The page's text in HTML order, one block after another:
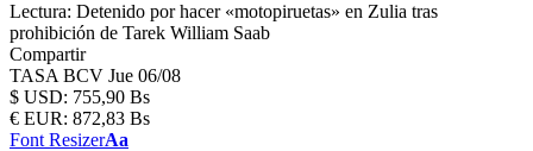
Lectura: Detenido por hacer «motopiruetas» en Zulia tras
prohibición de Tarek William Saab
Compartir
TASA BCV Jue 06/08
$ USD: 755,90 Bs
€ EUR: 872,83 Bs
Font ResizerAa